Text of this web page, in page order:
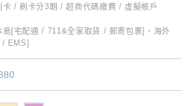
卡 / 刷卡分3期 / 超商代碼繳費 / 虛擬帳戶
島[宅配通 / 711&全家取貨 / 郵寄包裹]、海外
/ EMS]